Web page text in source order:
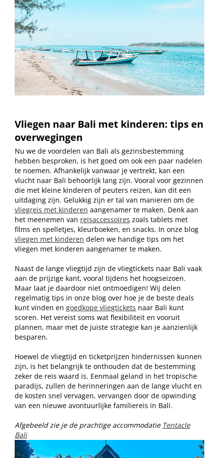
Vliegen naar Bali met kinderen: tips en
overwegingen
Nu we de voordelen van Bali als gezinsbestemming
hebben besproken, is het goed om ook een paar nadelen
te noemen. Afhankelijk vanwaar je vertrekt, kan een
vlucht naar Bali behoorlijk lang zijn. Vooral voor gezinnen
die met kleine kinderen of peuters reizen, kan dit een
uitdaging zijn. Gelukkig zijn er tal van manieren om de
vliegreis met kinderen aangenamer te maken. Denk aan
het meenemen van reisaccessoires zoals tablets met
films en spelletjes, kleurboeken, en snacks. In onze blog
vliegen met kinderen delen we handige tips om het
vliegen met kinderen aangenamer te maken.
Naast de lange vliegtijd zijn de vliegtickets naar Bali vaak
aan de prijzige kant, vooral tijdens het hoogseizoen.
Maar laat je daardoor niet ontmoedigen! Wij delen
regelmatig tips in onze blog over hoe je de beste deals
kunt vinden en goedkope vliegtickets naar Bali kunt
scoren. Het vereist soms wat flexibiliteit en vooruit
plannen, maar met de juiste strategie kan je aanzienlijk
besparen.
Hoewel de vliegtijd en ticketprijzen hindernissen kunnen
zijn, is het belangrijk te onthouden dat de bestemming
zeker de reis waard is. Eenmaal geland in het tropische
paradijs, zullen de herinneringen aan de lange vlucht en
de kosten snel vervagen, vervangen door de opwinding
van een nieuwe avontuurlijke familiereis in Bali.
Afgebeeld zie je de prachtige accommodatie Tentacle
Bali.